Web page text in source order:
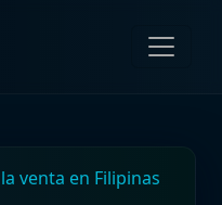
venta en Filipinas